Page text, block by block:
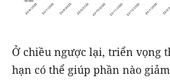
Ở chiều ngược lại, triển vọng
hạn có thể giúp phần nào